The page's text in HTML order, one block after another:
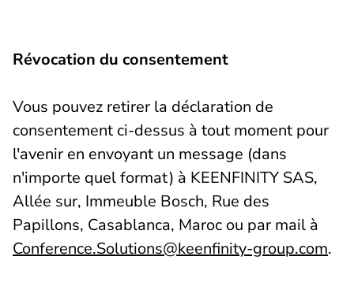
Révocation du consentement
Vous pouvez retirer la déclaration de
consentement ci-dessus à tout moment pour
l'avenir en envoyant un message (dans
n'importe quel format) à KEENFINITY SAS,
Allée sur, Immeuble Bosch, Rue des
Papillons, Casablanca, Maroc ou par mail à
Conference.Solutions@keenfinity-group.com.